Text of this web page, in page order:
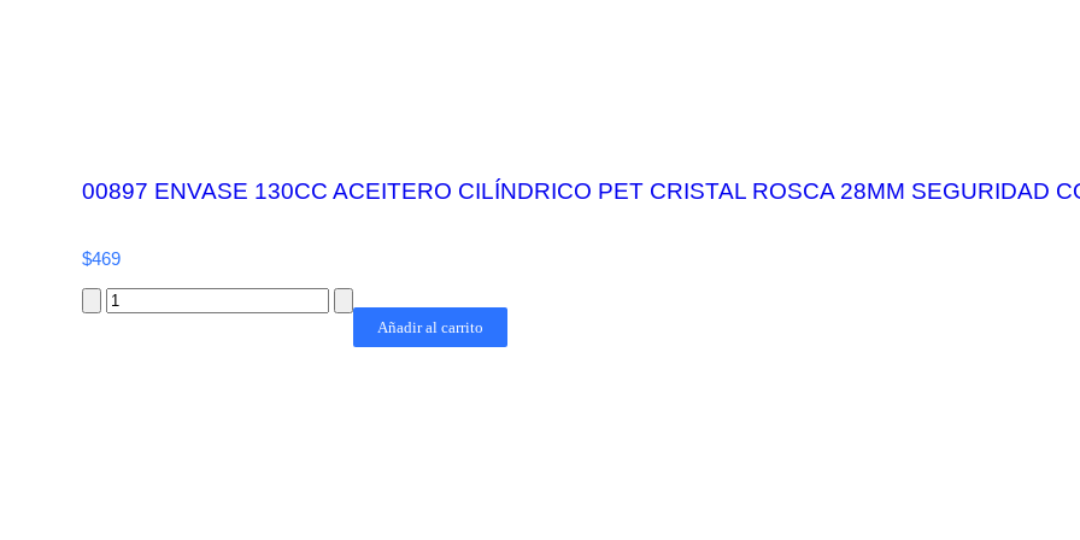
00897 ENVASE 130CC ACEITERO CILÍNDRICO PET CRISTAL ROSCA 28MM SEGURIDAD
$469
Añadir al carrito